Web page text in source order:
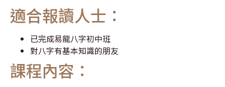
適合報讀人士：
已完成易龍八字初中班
對八字有基本知識的朋友
課程內容：